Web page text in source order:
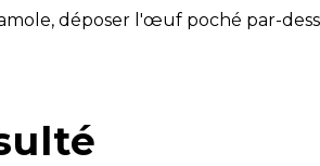
déposer l'œuf poché par-